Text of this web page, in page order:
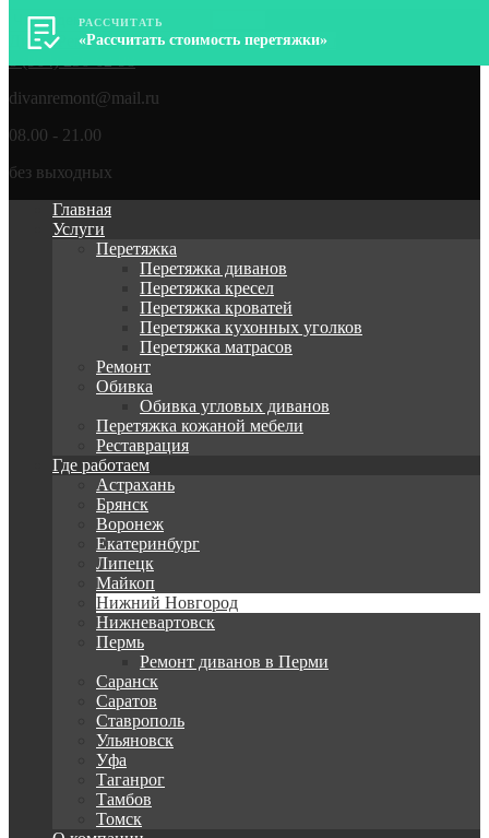
ДиванРемонт – Перетяжка, ремонт мягкой мебели
divanremont@mail.ru
08.00 - 21.00
без выходных
Главная
Услуги
Перетяжка
Перетяжка диванов
Перетяжка кресел
Перетяжка кроватей
Перетяжка кухонных уголков
Перетяжка матрасов
Ремонт
Обивка
Обивка угловых диванов
Перетяжка кожаной мебели
Реставрация
Где работаем
Астрахань
Брянск
Воронеж
Екатеринбург
Липецк
Майкоп
Нижний Новгород
Нижневартовск
Пермь
Ремонт диванов в Перми
Саранск
Саратов
Ставрополь
Ульяновск
Уфа
Таганрог
Тамбов
Томск
РАССЧИТАТЬ
«Рассчитать стоимость перетяжки»